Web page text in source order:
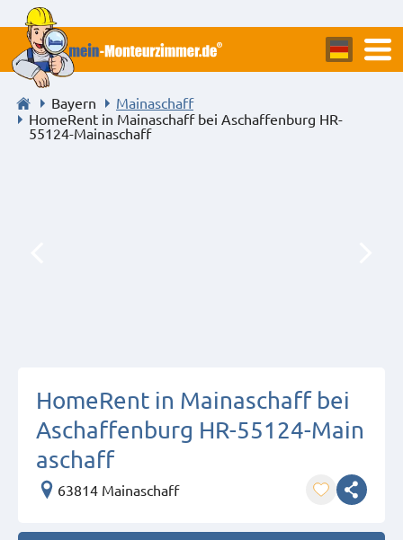
Bayern
Mainaschaff
HomeRent in Mainaschaff bei Aschaffenburg HR-
55124-Mainaschaff
HomeRent in Mainaschaff bei
Aschaffenburg HR-55124-Main
aschaff
63814 Mainaschaff